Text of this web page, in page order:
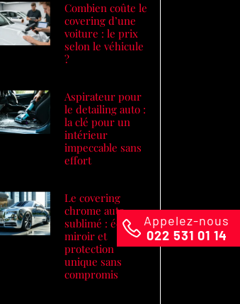
Combien coûte le
covering d’une
voiture : le prix
selon le véhicule
?
Aspirateur pour
le detailing auto :
la clé pour un
intérieur
impeccable sans
effort
Le covering
chrome auto
sublimé : éclat
miroir et
protection
unique sans
compromis
Appelez-nous
022 531 01 14